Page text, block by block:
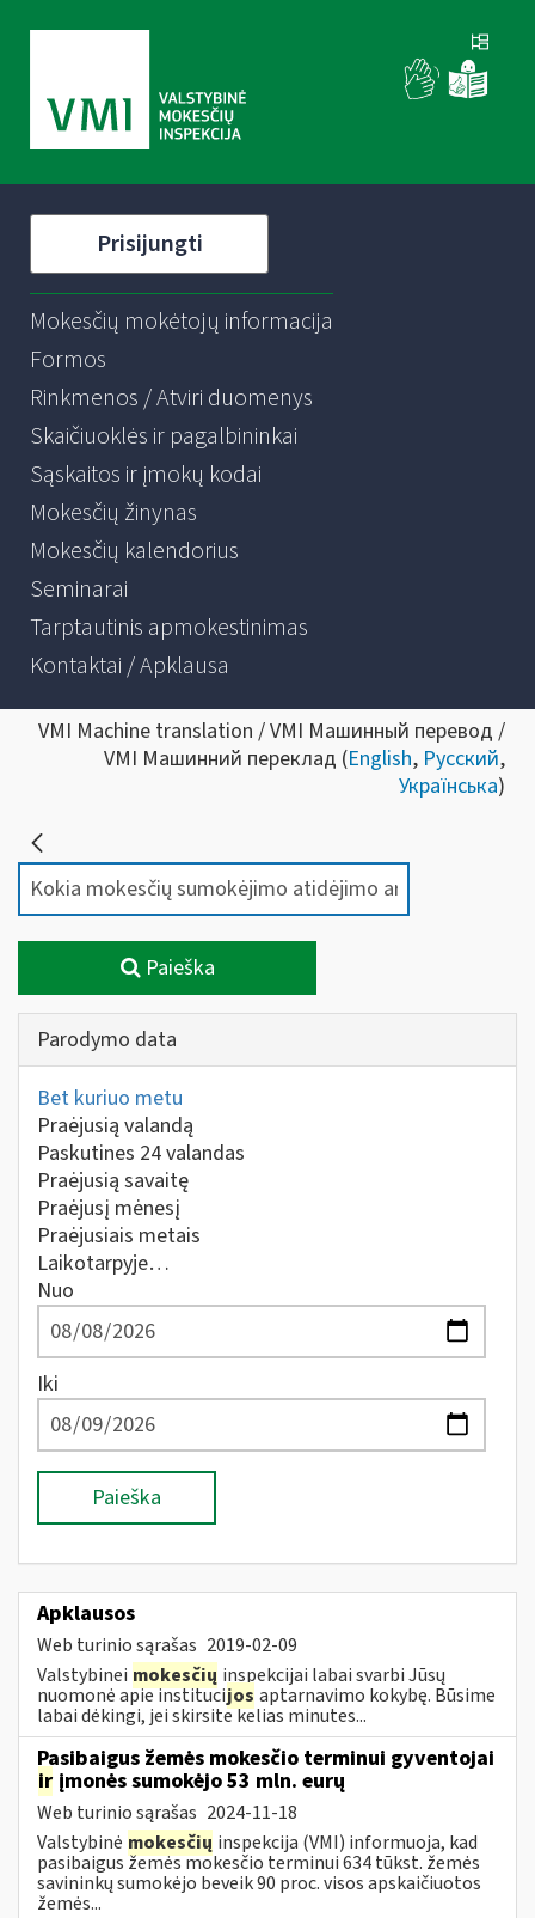
Prisijungti
Mokesčių mokėtojų informacija
Formos
Rinkmenos / Atviri duomenys
Skaičiuoklės ir pagalbininkai
Sąskaitos ir įmokų kodai
Mokesčių žinynas
Mokesčių kalendorius
Seminarai
Tarptautinis apmokestinimas
Kontaktai / Apklausa
VMI Machine translation / VMI Машинный перевод /
VMI Машинний переклад (English, Русский,
Українська)
Paieška
Parodymo data
Bet kuriuo metu
Praėjusią valandą
Paskutines 24 valandas
Praėjusią savaitę
Praėjusį mėnesį
Praėjusiais metais
Laikotarpyje…
Nuo
Iki
Paieška
Apklausos
Web turinio sąrašas 2019-02-09
Valstybinei mokesčių inspekcijai labai svarbi Jūsų
nuomonė apie institucijos aptarnavimo kokybę. Būsime
labai dėkingi, jei skirsite kelias minutes...
Pasibaigus žemės mokesčio terminui gyventojai
ir įmonės sumokėjo 53 mln. eurų
Web turinio sąrašas 2024-11-18
Valstybinė mokesčių inspekcija (VMI) informuoja, kad
pasibaigus žemės mokesčio terminui 634 tūkst. žemės
savininkų sumokėjo beveik 90 proc. visos apskaičiuotos
žemės...